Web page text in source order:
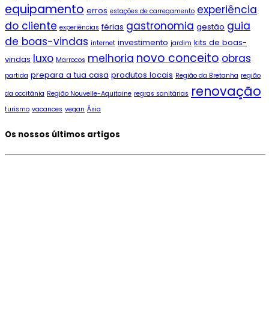
equipamento erros estações de carregamento experiência
do cliente experiências férias gastronomia gestão guia
de boas-vindas internet investimento jardim kits de boas-
vindas luxo Marrocos melhoria novo conceito obras
partida prepara a tua casa produtos locais Região da Bretanha região
da occitânia Região Nouvelle-Aquitaine regras sanitárias renovação
turismo vacances vegan Ásia
Os nossos últimos artigos